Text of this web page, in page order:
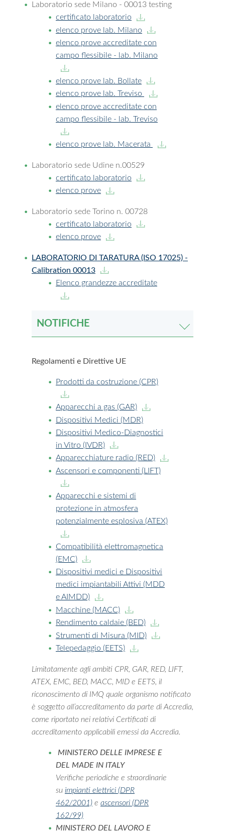
Laboratorio sede Milano - 00013 testing
certificato laboratorio
elenco prove lab. Milano
elenco prove accreditate con
campo flessibile - lab. Milano
elenco prove lab. Bollate
elenco prove lab. Treviso
elenco prove accreditate con
campo flessibile - lab. Treviso
elenco prove lab. Macerata
Laboratorio sede Udine n.00529
certificato laboratorio
elenco prove
Laboratorio sede Torino n. 00728
certificato laboratorio
elenco prove
LABORATORIO DI TARATURA (ISO 17025) -
Calibration 00013
Elenco grandezze accreditate
NOTIFICHE
Regolamenti e Direttive UE
Prodotti da costruzione (CPR)
Apparecchi a gas (GAR)
Dispositivi Medici (MDR)
Dispositivi Medico-Diagnostici
in Vitro (IVDR)
Apparecchiature radio (RED)
Ascensori e componenti (LIFT)
Apparecchi e sistemi di
protezione in atmosfera
potenzialmente esplosiva (ATEX)
Compatibilità elettromagnetica
(EMC)
Dispositivi medici e Dispositivi
medici impiantabili Attivi (MDD
e AIMDD)
Macchine (MACC)
Rendimento caldaie (BED)
Strumenti di Misura (MID)
Telepedaggio (EETS)
Limitatamente agli ambiti CPR, GAR, RED, LIFT,
ATEX, EMC, BED, MACC, MID e EETS, il
riconoscimento di IMQ quale organismo notificato
è soggetto all’accreditamento da parte di Accredia,
come riportato nei relativi Certificati di
accreditamento applicabili emessi da Accredia.
MINISTERO DELLE IMPRESE E
DEL MADE IN ITALY
Verifiche periodiche e straordinarie
su impianti elettrici (DPR
462/2001) e ascensori (DPR
162/99)
MINISTERO DEL LAVORO E